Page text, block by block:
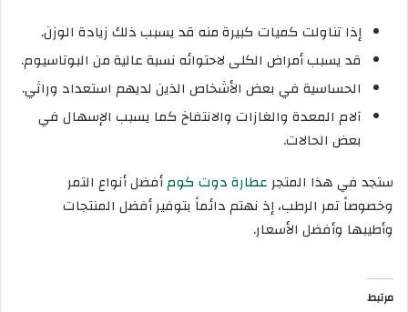
إذا تناولت كميات كبيرة منه قد يسبب ذلك زيادة الوزن.
قد يسبب أمراض الكلى لاحتوائه نسبة عالية من البوتاسيوم.
الحساسية في بعض الأشخاص الذين لديهم استعداد وراثي.
آلام المعدة والغازات والانتفاخ كما يسبب الإسهال في
بعض الحالات.
ستجد في هذا المتجرعطارة دوت كومأفضل أنواع التمر
وخصوصاً تمر الرطب، إذ نهتم دائماً بتوفير أفضل المنتجات
وأطيبها وأفضل الأسعار.
مرتبط